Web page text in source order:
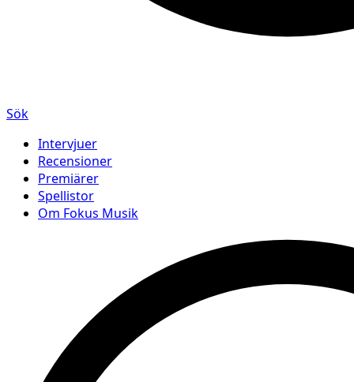
Sök
Intervjuer
Recensioner
Premiärer
Spellistor
Om Fokus Musik